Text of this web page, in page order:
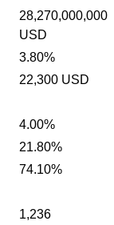
28,270,000,000
USD
3.80%
22,300 USD
4.00%
21.80%
74.10%
1,236